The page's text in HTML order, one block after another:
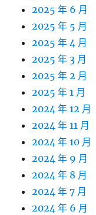
2025 年 6 月
2025 年 5 月
2025 年 4 月
2025 年 3 月
2025 年 2 月
2025 年 1 月
2024 年 12 月
2024 年 11 月
2024 年 10 月
2024 年 9 月
2024 年 8 月
2024 年 7 月
2024 年 6 月